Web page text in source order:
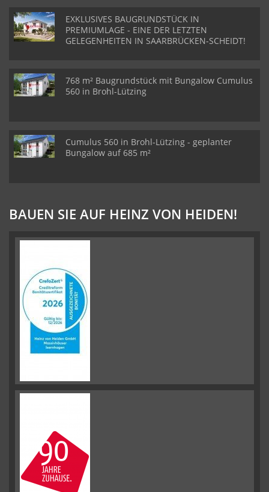
EXKLUSIVES BAUGRUNDSTÜCK IN
PREMIUMLAGE - EINE DER LETZTEN
GELEGENHEITEN IN SAARBRÜCKEN-SCHEIDT!
768 m² Baugrundstück mit Bungalow Cumulus
560 in Brohl-Lützing
Cumulus 560 in Brohl-Lützing - geplanter
Bungalow auf 685 m²
BAUEN SIE AUF HEINZ VON HEIDEN!